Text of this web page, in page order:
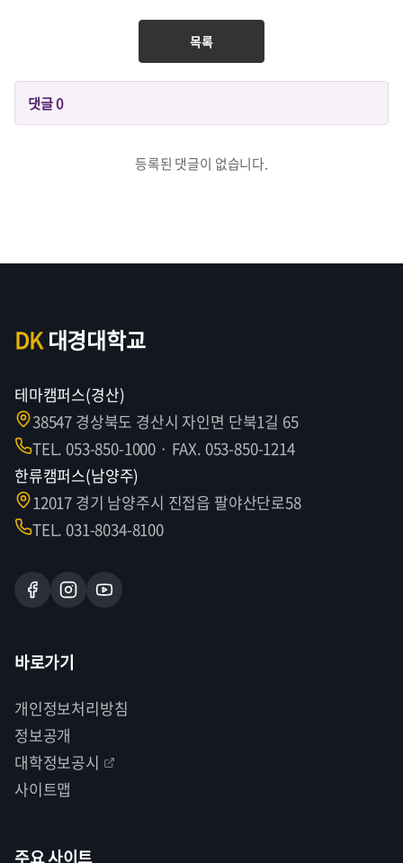
목록
댓글0
등록된 댓글이 없습니다.
DK대경대학교
테마캠퍼스(경산)
38547 경상북도 경산시 자인면 단북1길 65
TEL. 053-850-1000 · FAX. 053-850-1214
한류캠퍼스(남양주)
12017 경기 남양주시 진접읍 팔야산단로58
TEL. 031-8034-8100
바로가기
개인정보처리방침
정보공개
대학정보공시
사이트맵
주요 사이트